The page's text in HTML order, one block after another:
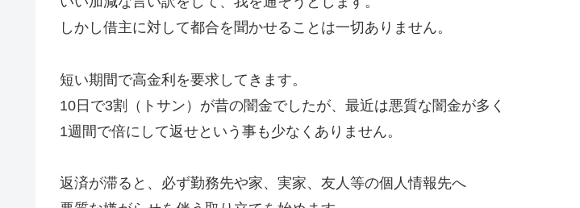
しかし借主に対して都合を聞かせることは一切ありません。
短い期間で高金利を要求してきます。
10日で3割（トサン）が昔の闇金でしたが、最近は悪質な闇金が多く
1週間で倍にして返せという事も少なくありません。
返済が滞ると、必ず勤務先や家、実家、友人等の個人情報先へ